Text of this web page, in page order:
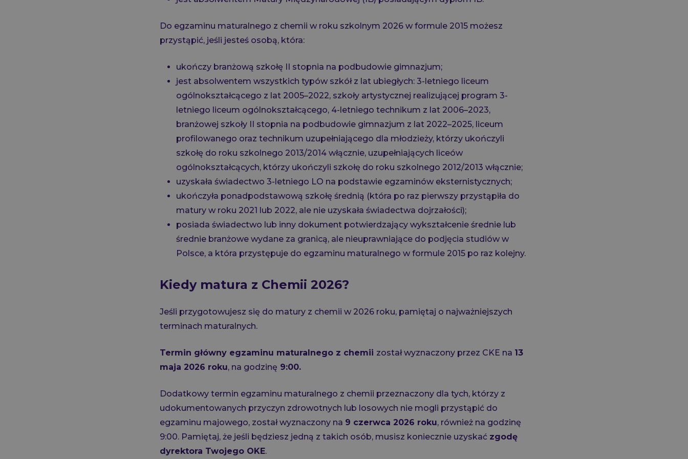
Do egzaminu maturalnego z chemii w roku szkolnym 2026 w formule 2015 możesz
przystąpić, jeśli jesteś osobą, która:
ukończy branżową szkołę II stopnia na podbudowie gimnazjum;
jest absolwentem wszystkich typów szkół z lat ubiegłych: 3-letniego liceum
ogólnokształcącego z lat 2005–2022, szkoły artystycznej realizującej program 3-
letniego liceum ogólnokształcącego, 4-letniego technikum z lat 2006–2023,
branżowej szkoły II stopnia na podbudowie gimnazjum z lat 2022–2025, liceum
profilowanego oraz technikum uzupełniającego dla młodzieży, którzy ukończyli
szkołę do roku szkolnego 2013/2014 włącznie, uzupełniających liceów
ogólnokształcących, którzy ukończyli szkołę do roku szkolnego 2012/2013 włącznie;
uzyskała świadectwo 3-letniego LO na podstawie egzaminów eksternistycznych;
ukończyła ponadpodstawową szkołę średnią (która po raz pierwszy przystąpiła do
matury w roku 2021 lub 2022, ale nie uzyskała świadectwa dojrzałości);
posiada świadectwo lub inny dokument potwierdzający wykształcenie średnie lub
średnie branżowe wydane za granicą, ale nieuprawniające do podjęcia studiów w
Polsce, a która przystępuje do egzaminu maturalnego w formule 2015 po raz kolejny.
Kiedy matura z Chemii 2026?
Jeśli przygotowujesz się do matury z chemii w 2026 roku, pamiętaj o najważniejszych
terminach maturalnych.
Termin główny egzaminu maturalnego z chemii został wyznaczony przez CKE na 13
maja 2026 roku, na godzinę 9:00.
Dodatkowy termin egzaminu maturalnego z chemii przeznaczony dla tych, którzy z
udokumentowanych przyczyn zdrowotnych lub losowych nie mogli przystąpić do
egzaminu majowego, został wyznaczony na 9 czerwca 2026 roku, również na godzinę
9:00. Pamiętaj, że jeśli będziesz jedną z takich osób, musisz koniecznie uzyskać zgodę
dyrektora Twojego OKE.